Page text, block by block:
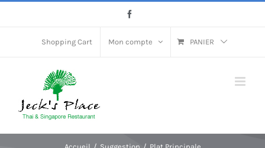
Shopping Cart Mon compte PANIER